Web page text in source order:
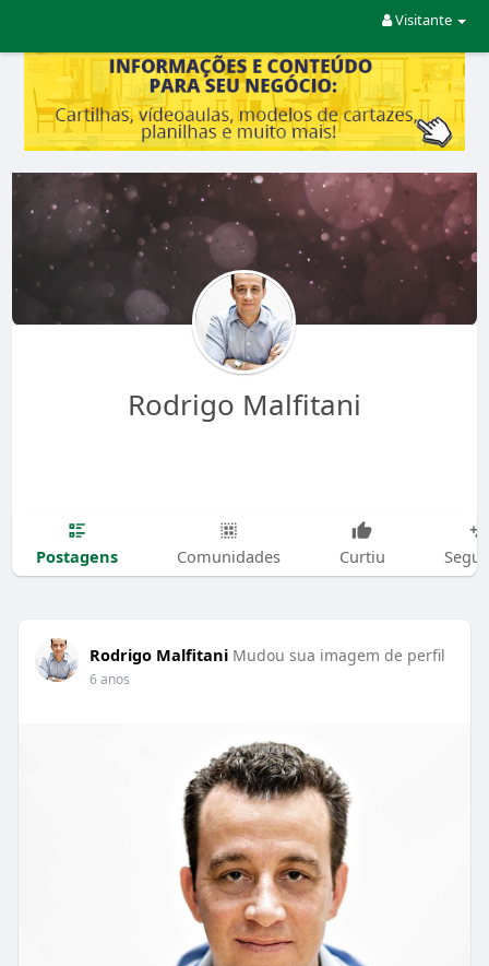
Visitante
Rodrigo Malfitani
Postagens Comunidades Curtiu
Rodrigo Malfitani Mudou sua imagem de perfil
6 anos